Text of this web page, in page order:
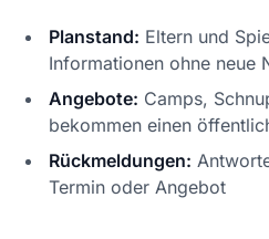
Planstand: Eltern und
Informationen ohne neue
Angebote: Camps,
bekommen einen
Rückmeldungen:
Termin oder Angebot